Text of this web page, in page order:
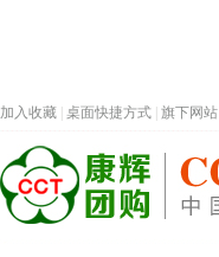
加入收藏 桌面快捷方式 旗下网站